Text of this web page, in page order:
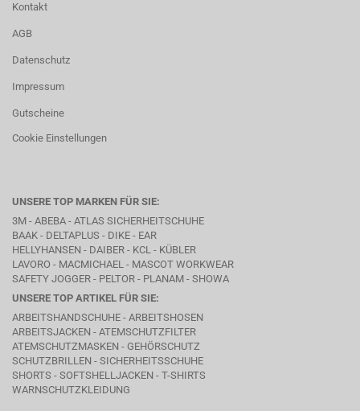
Kontakt
AGB
Datenschutz
Impressum
Gutscheine
Cookie Einstellungen
UNSERE TOP MARKEN FÜR SIE:
3M - ABEBA - ATLAS SICHERHEITSCHUHE
BAAK - DELTAPLUS - DIKE - EAR
HELLYHANSEN - DAIBER - KCL - KÜBLER
LAVORO - MACMICHAEL - MASCOT WORKWEAR
SAFETY JOGGER - PELTOR - PLANAM - SHOWA
UNSERE TOP ARTIKEL FÜR SIE:
ARBEITSHANDSCHUHE - ARBEITSHOSEN
ARBEITSJACKEN - ATEMSCHUTZFILTER
ATEMSCHUTZMASKEN - GEHÖRSCHUTZ
SCHUTZBRILLEN - SICHERHEITSSCHUHE
SHORTS - SOFTSHELLJACKEN - T-SHIRTS
WARNSCHUTZKLEIDUNG